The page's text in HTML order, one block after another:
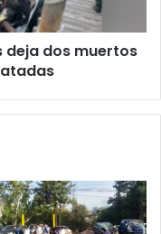
Tercero
deja dos muertos